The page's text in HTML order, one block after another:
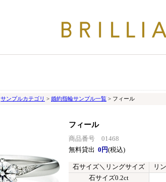
サンプルカテゴリ > 婚約指輪サンプル一覧 > フィール
フィール
商品番号 01468
無料貸出 0円(税込)
石サイズ＼リングサイズ リ
石サイズ0.2ct